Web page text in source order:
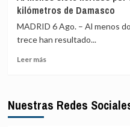
desaparecidos
de
Ayotzinapa
el
envío
a
de
kilómetros de Damasco
MADRID 6 Ago. – Al menos
trece han resultado...
Leer másLeer
menos
Nuestras Redes